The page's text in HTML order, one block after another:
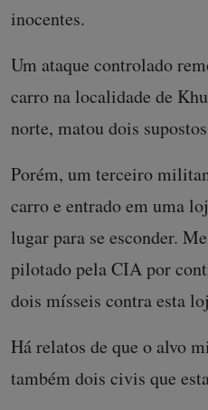
inocentes.
Um ataque controlado
carro na localidade de
norte, matou dois
Porém, um terceiro
carro e entrado em uma
lugar para se esconder.
pilotado pela CIA por
dois mísseis contra esta
Há relatos de que o alvo
também dois civis que